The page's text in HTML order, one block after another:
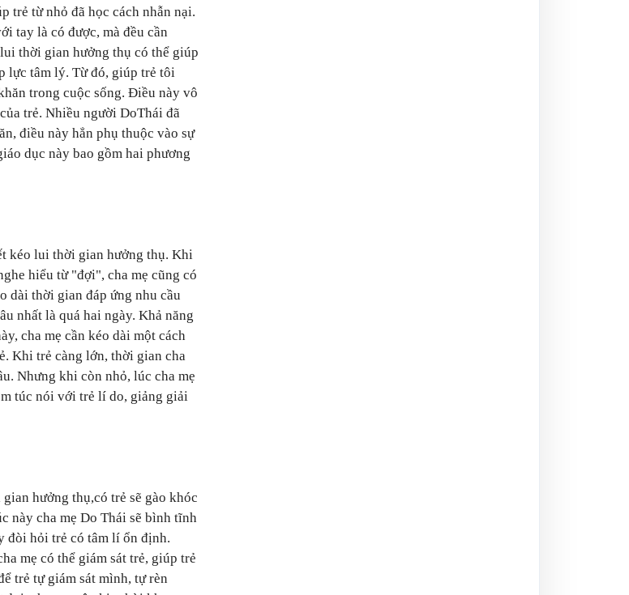
trẻ từ nhỏ đã học cách nhẫn nại.
tay là có được, mà đều cần
thời gian hưởng thụ có thể giúp
lực tâm lý. Từ đó, giúp trẻ tôi
trong cuộc sống. Điều này vô
trẻ. Nhiều người DoThái đã
điều này hẳn phụ thuộc vào sự
dục này bao gồm hai phương
kéo lui thời gian hưởng thụ. Khi
hiểu từ "đợi", cha mẹ cũng có
dài thời gian đáp ứng nhu cầu
nhất là quá hai ngày. Khả năng
cha mẹ cần kéo dài một cách
Khi trẻ càng lớn, thời gian cha
Nhưng khi còn nhỏ, lúc cha mẹ
túc nói với trẻ lí do, giảng giải
hưởng thụ,có trẻ sẽ gào khóc
này cha mẹ Do Thái sẽ bình tĩnh
đòi hỏi trẻ có tâm lí ổn định.
mẹ có thể giám sát trẻ, giúp trẻ
trẻ tự giám sát mình, tự rèn